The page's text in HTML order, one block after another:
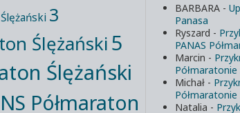
3
Ślężański5
Ślężański
Półmaraton
BARBARA -
Panasa
Ryszard -
PANAS
Marcin -
Michał -
Natalia -